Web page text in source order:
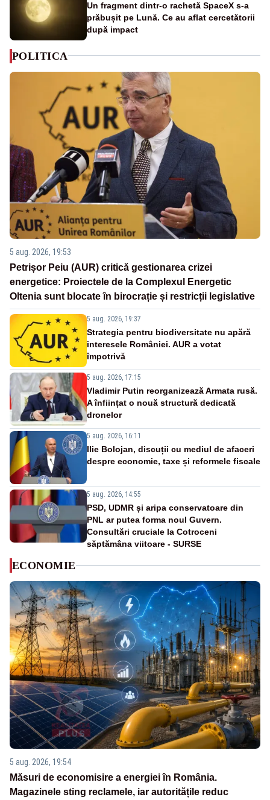
Un fragment dintr-o rachetă SpaceX s-a
prăbușit pe Lună. Ce au aflat cercetătorii
după impact
POLITICA
5 aug. 2026, 19:53
Petrișor Peiu (AUR) critică gestionarea crizei
energetice: Proiectele de la Complexul Energetic
Oltenia sunt blocate în birocrație și restricții legislative
5 aug. 2026, 19:37
Strategia pentru biodiversitate nu apără
interesele României. AUR a votat
împotrivă
5 aug. 2026, 17:15
Vladimir Putin reorganizează Armata rusă.
A înființat o nouă structură dedicată
dronelor
5 aug. 2026, 16:11
Ilie Bolojan, discuții cu mediul de afaceri
despre economie, taxe și reformele fiscale
5 aug. 2026, 14:55
PSD, UDMR și aripa conservatoare din
PNL ar putea forma noul Guvern.
Consultări cruciale la Cotroceni
săptămâna viitoare - SURSE
ECONOMIE
5 aug. 2026, 19:54
Măsuri de economisire a energiei în România.
Magazinele sting reclamele, iar autoritățile reduc